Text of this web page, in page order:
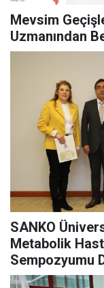
Mevsim
Uzmanından
SANKO
Metabolik
Sempozyumu